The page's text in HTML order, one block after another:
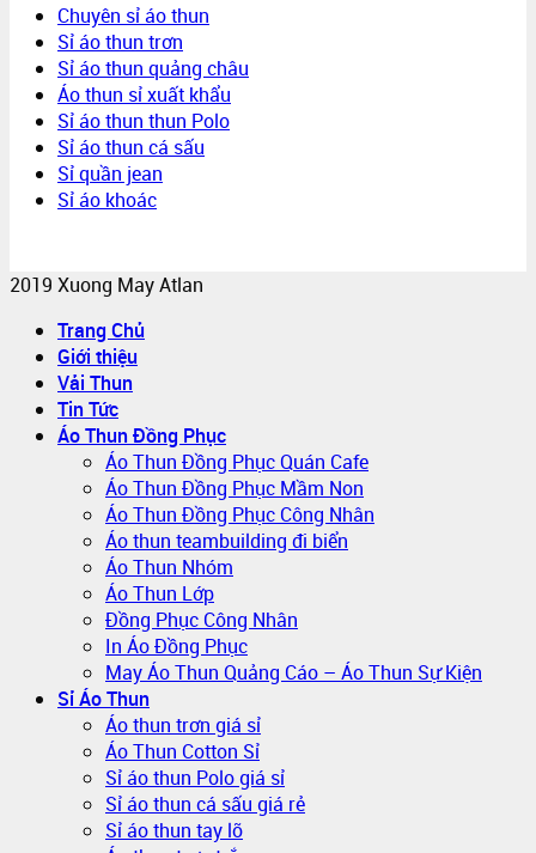
Chuyên sỉ áo thun
Sỉ áo thun trơn
Sỉ áo thun quảng châu
Áo thun sỉ xuất khẩu
Sỉ áo thun thun Polo
Sỉ áo thun cá sấu
Sỉ quần jean
Sỉ áo khoác
2019 Xuong May Atlan
Trang Chủ
Giới thiệu
Vải Thun
Tin Tức
Áo Thun Đồng Phục
Áo Thun Đồng Phục Quán Cafe
Áo Thun Đồng Phục Mầm Non
Áo Thun Đồng Phục Công Nhân
Áo thun teambuilding đi biển
Áo Thun Nhóm
Áo Thun Lớp
Đồng Phục Công Nhân
In Áo Đồng Phục
May Áo Thun Quảng Cáo – Áo Thun Sự Kiện
Sỉ Áo Thun
Áo thun trơn giá sỉ
Áo Thun Cotton Sỉ
Sỉ áo thun Polo giá sỉ
Sỉ áo thun cá sấu giá rẻ
Sỉ áo thun tay lỡ